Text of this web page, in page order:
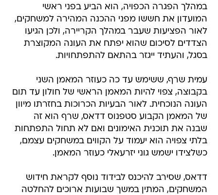
במהלך הפגרה הכפויה, הוא הביע בפני ראשי
המועדון את חששו מפני ההכנה המהירה למשחקים,
לאור הפציעות שעבר במהלך הקריירה, ולכן הגיעו
הצדדים לסיכום שהוא יפתח את העונה המקוצרת
בסגל, והעתיד ייגזר בהתאם להתפתחויות.
עמית שרף, ששימש עד כה כעוזר המאמן השני
בקבוצה, צפוי להיות המאמן הראשי של חולון עד תום
העונה הנוכחית. לאור הבעיות הכרוכות בחזרתו מיוון
של המאמן הקבוע סטפנוס דדאס, שרף הוא זה
שבנה את תוכנית האימונים ואם לא תחול התפתחות
בלתי צפויה הוא יעמוד על הקווים במשחקים עצמם,
כשלצידו ישמש גוני יזרעאלי כעוזר המאמן.
דדאס, שסירב להיכנס לבידוד נוסף לקראת חידוש
המשחקים, המתין במשך שבועות ארוכים להחלטה